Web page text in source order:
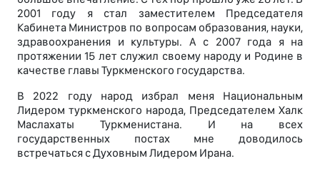
2001 году я стал заместителем Председателя
Кабинета Министров по вопросам образования, науки,
здравоохранения и культуры. А с 2007 года я на
протяжении 15 лет служил своему народу и Родине в
качестве главы Туркменского государства.
В 2022 году народ избрал меня Национальным
Лидером туркменского народа, Председателем Халк
Маслахаты Туркменистана. И на всех
государственных постах мне доводилось
встречаться с Духовным Лидером Ирана.